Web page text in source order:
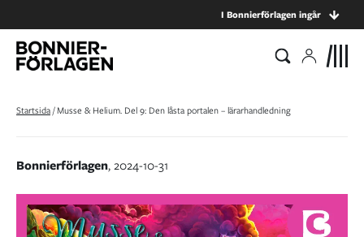
I Bonnierförlagen ingår
Startsida/Musse & Helium. Del 9: Den låsta portalen – lärarhandledning
Bonnierförlagen, 2024-10-31